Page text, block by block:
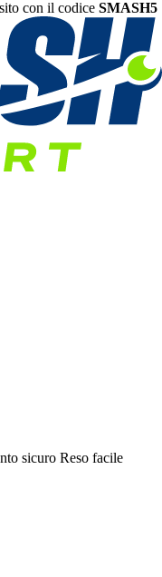
con il codice SMASH5
sicuro Reso facile